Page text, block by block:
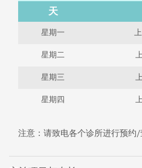
天
星期一
星期二
星期三
星期四
注意：请致电各个诊所进行预约/